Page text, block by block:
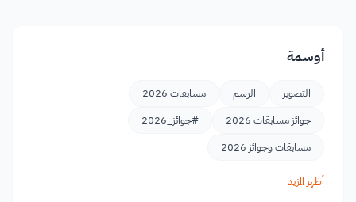
أوسمة
التصوير الرسم
مسابقات 2026
جوائز مسابقات 2026
#جوائز_2026
مسابقات وجوائز 2026
أظهر المزيد